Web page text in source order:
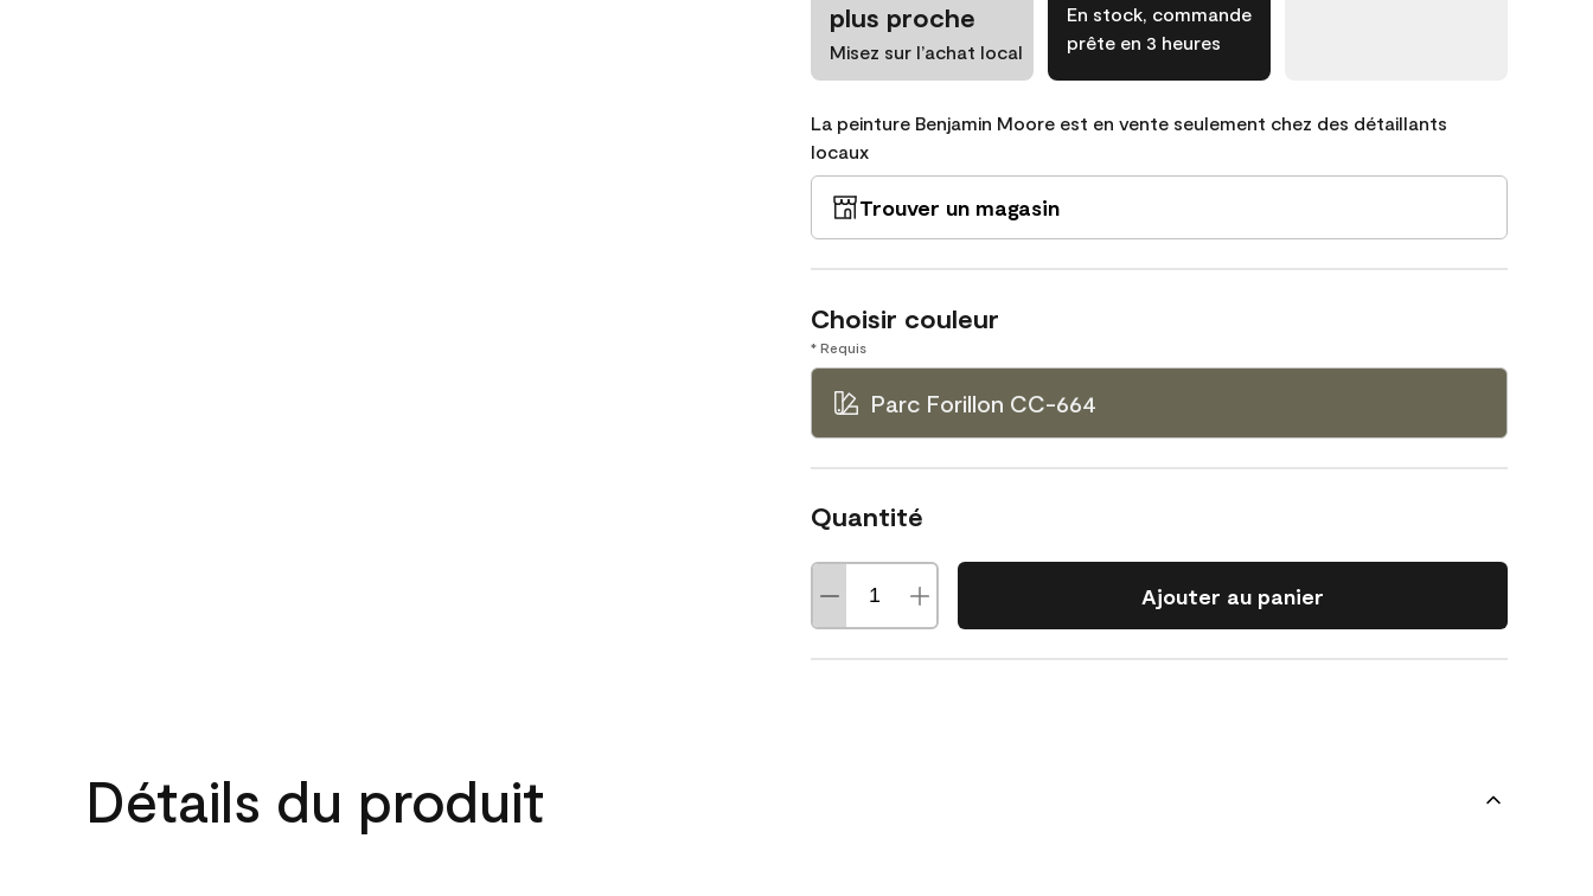
plus proche
Misez sur l’achat local
En stock, commande
prête en 3 heures
La peinture Benjamin Moore est en vente seulement chez des détaillants
locaux
Trouver un magasin
Choisir couleur
* Requis
Parc Forillon CC-664
Quantité
Ajouter au panier
Détails du produit